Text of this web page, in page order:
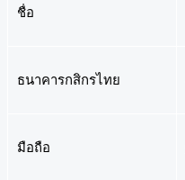
ชื่อ
ธนาคารกสิกรไทย
มือถือ